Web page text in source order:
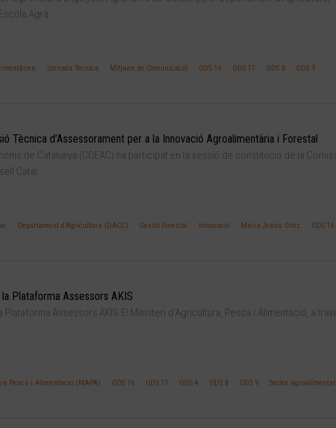
Agrà...
Jornada Tècnica Mitjans de Comunicació ODS 16 ODS 17 ODS 8 ODS 9
Tècnica d’Assessorament per a la Innovació Agroalimentària i Forestal
de Catalunya (COEAC) ha participat en la sessió de constitució de la
Catal...
Departament d'Agricultura (DACC) Gestió Forestal Innovació Maria Jesús Ortiz ODS 16
Plataforma Assessors AKIS
Plataforma Assessors AKIS El Ministeri d’Agricultura, Pesca i Alimentació, a
Pesca i Alimentació (MAPA) ODS 16 ODS 17 ODS 4 ODS 8 ODS 9 Sector